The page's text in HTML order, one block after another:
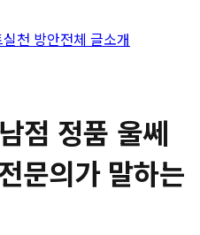
실천 방안전체 글소개
점 정품 울쎄
문의가 말하는